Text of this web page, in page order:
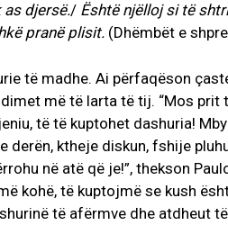
as djersë./ Është njëlloj si të
pranë plisit. (Dhëmbët e
të madhe. Ai përfaqëson
më të larta të tij. “Mos prit
të të kuptohet dashuria!
derën, ktheje diskun, fshije
në atë që je!”, thekson
kohë, të kuptojmë se kush
të afërmve dhe atdheut